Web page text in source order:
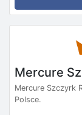
Mercure
Mercure Szczyrk
Polsce.